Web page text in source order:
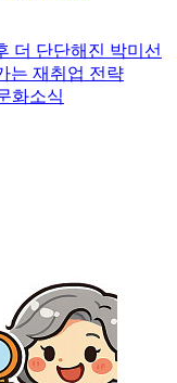
더 단단해진 박미선
는 재취업 전략
화소식